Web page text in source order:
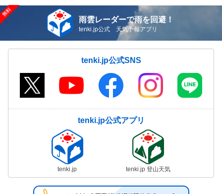
雨雲レーダーで雨を回避！
tenki.jp公式 天気予報アプリ
tenki.jp公式SNS
tenki.jp公式アプリ
tenki.jp tenki.jp 登山天気